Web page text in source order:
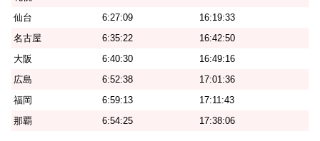
仙台
6:27:09
16:19:33
名古屋
6:35:22
16:42:50
大阪
6:40:30
16:49:16
広島
6:52:38
17:01:36
福岡
6:59:13
17:11:43
那覇
6:54:25 17:38:06